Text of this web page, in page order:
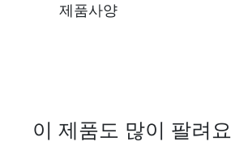
제품사양
이 제품도 많이 팔려요